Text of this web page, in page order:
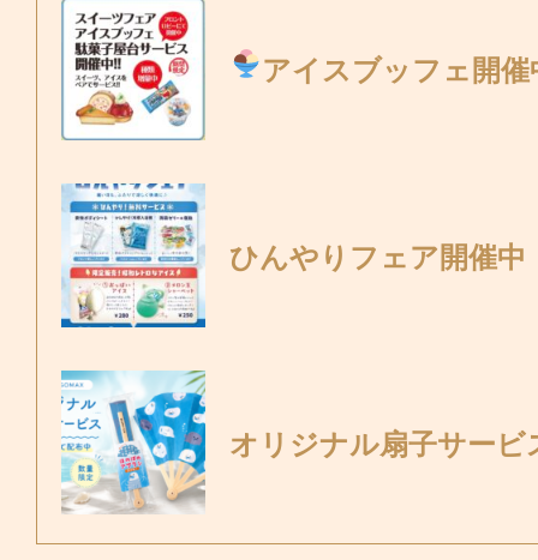
アイスブッフェ開催
ひんやりフェア開催中
オリジナル扇子サービ